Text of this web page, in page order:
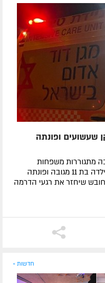
שעשועים ופונתה
מתגוררות משפחות
חב"דיות רבות, נפלה במהלך השבת ילדה בת 11 מגובה ופונתה
שיחזר את רגעי הדרמה
חדשות »